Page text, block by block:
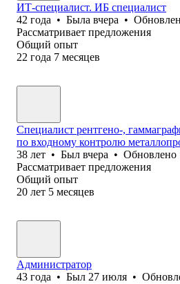
ИТ-специалист. ИБ специалист
42 года • Была вчера •
Рассматривает предложения
Общий опыт
22 года 7 месяцев
Специалист рентгено-,
по входному контролю
38 лет • Был вчера • Обновлено
Рассматривает предложения
Общий опыт
20 лет 5 месяцев
Администратор
43 года • Был 27 июля •